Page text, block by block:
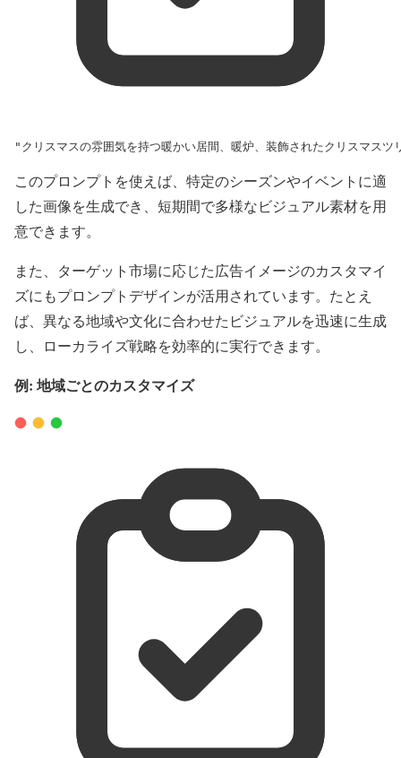
"クリスマスの雰囲気を持つ暖かい居間、暖炉、装飾されたクリスマスツ
このプロンプトを使えば、特定のシーズンやイベントに適
した画像を生成でき、短期間で多様なビジュアル素材を用
意できます。
また、ターゲット市場に応じた広告イメージのカスタマイ
ズにもプロンプトデザインが活用されています。たとえ
ば、異なる地域や文化に合わせたビジュアルを迅速に生成
し、ローカライズ戦略を効率的に実行できます。
例: 地域ごとのカスタマイズ